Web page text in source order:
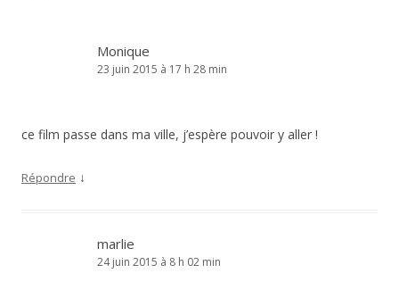
Monique
23 juin 2015 à 17 h 28 min
ce film passe dans ma ville, j’espère pouvoir y aller !
Répondre ↓
marlie
24 juin 2015 à 8 h 02 min